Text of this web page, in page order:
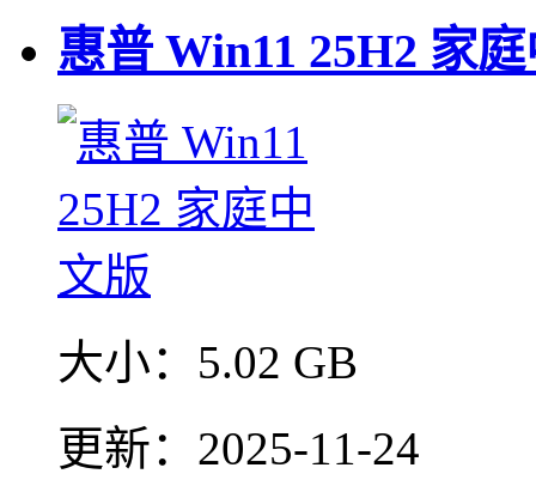
惠普 Win11 25H2 家
大小： 5.02 GB
更新： 2025-11-24